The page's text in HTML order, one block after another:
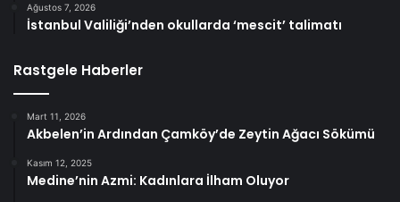
Ağustos 7, 2026
İstanbul Valiliği’nden okullarda ‘mescit’ talimatı
Rastgele Haberler
Mart 11, 2026
Akbelen’in Ardından Çamköy’de Zeytin Ağacı Sökümü
Kasım 12, 2025
Medine’nin Azmi: Kadınlara İlham Oluyor